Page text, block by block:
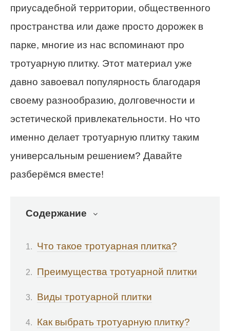
приусадебной территории, общественного
пространства или даже просто дорожек в
парке, многие из нас вспоминают про
тротуарную плитку. Этот материал уже
давно завоевал популярность благодаря
своему разнообразию, долговечности и
эстетической привлекательности. Но что
именно делает тротуарную плитку таким
универсальным решением? Давайте
разберёмся вместе!
Содержание
Что такое тротуарная плитка?
Преимущества тротуарной плитки
Виды тротуарной плитки
Как выбрать тротуарную плитку?